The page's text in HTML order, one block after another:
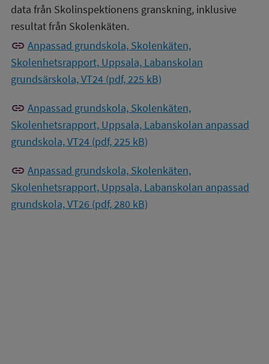
data från Skolinspektionens granskning, inklusive
resultat från Skolenkäten.
link Anpassad grundskola, Skolenkäten,
Skolenhetsrapport, Uppsala, Labanskolan
grundsärskola, VT24 (pdf, 225 kB)
link Anpassad grundskola, Skolenkäten,
Skolenhetsrapport, Uppsala, Labanskolan anpassad
grundskola, VT24 (pdf, 225 kB)
link Anpassad grundskola, Skolenkäten,
Skolenhetsrapport, Uppsala, Labanskolan anpassad
grundskola, VT26 (pdf, 280 kB)